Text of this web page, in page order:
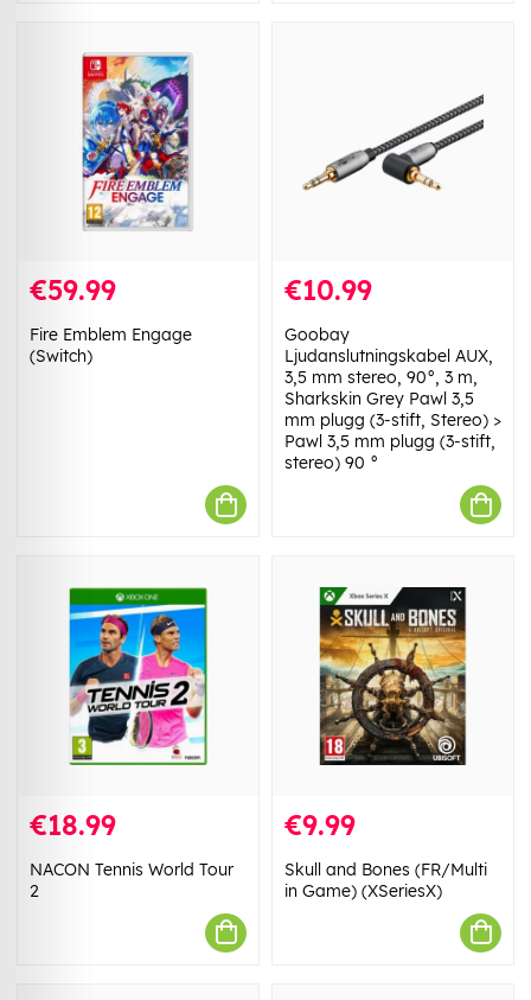
€59.99
Fire Emblem Engage
(Switch)
€10.99
Goobay
Ljudanslutningskabel AUX,
3,5 mm stereo, 90°, 3 m,
Sharkskin Grey Pawl 3,5
mm plugg (3-stift, Stereo) >
Pawl 3,5 mm plugg (3-stift,
stereo) 90 °
€18.99
NACON Tennis World Tour
2
€9.99
Skull and Bones (FR/Multi
in Game) (XSeriesX)